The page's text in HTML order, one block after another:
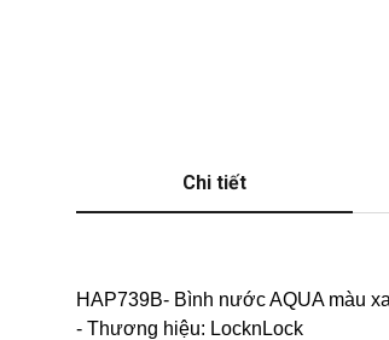
Chi tiết
HAP739B- Bình nước AQUA màu
- Thương hiệu: LocknLock